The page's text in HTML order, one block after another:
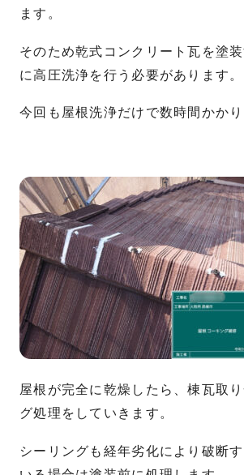
ます。
そのため乾式コンクリート瓦を塗
に高圧洗浄を行う必要があります。
今回も屋根洗浄だけで数時間かかり
屋根が完全に乾燥したら、棟瓦取
グ処理をしていきます。
シーリングも経年劣化により破断